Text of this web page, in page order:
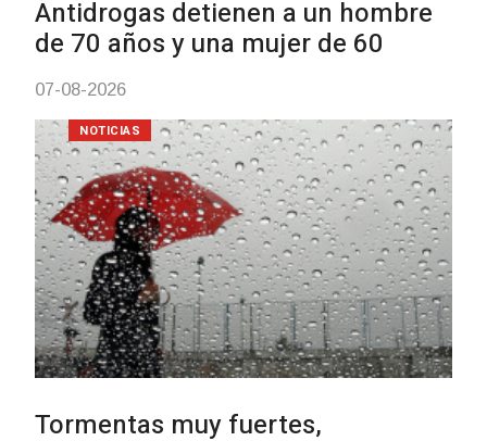
Facultad de Artes llega a
con dos cursos de formación
03-08-2026
Clases de Muai Thai en Complejo
NOTICIAS